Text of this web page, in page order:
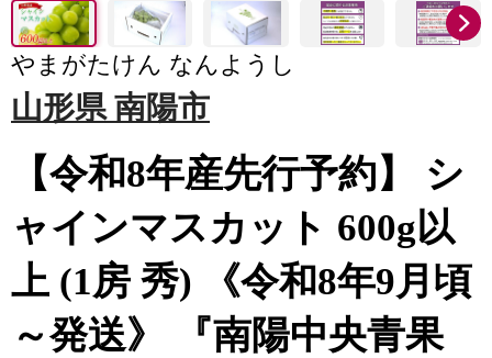
やまがたけん なんようし
山形県 南陽市
【令和8年産先行予約】 シ
ャインマスカット 600g以
上 (1房 秀) 《令和8年9月頃
～発送》 『南陽中央青果